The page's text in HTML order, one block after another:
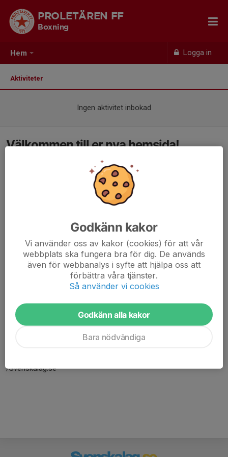
Hem Logga in
PROLETÄREN FF
Boxning
Aktiviteter
Ingen aktivitet inbokad
Välkommen till er nya hemsida!
Här hamnar automatiskt de senaste nyheterna på hemsidan. För
att kunna börja administrera hemsidan loggar du in högst upp till
/Svenskalag.se
Godkänn kakor
Vi använder oss av kakor (cookies) för att vår
webbplats ska fungera bra för dig. De används
även för webbanalys i syfte att hjälpa oss att
förbättra våra tjänster.
Så använder vi cookies
Godkänn alla kakor
Bara nödvändiga